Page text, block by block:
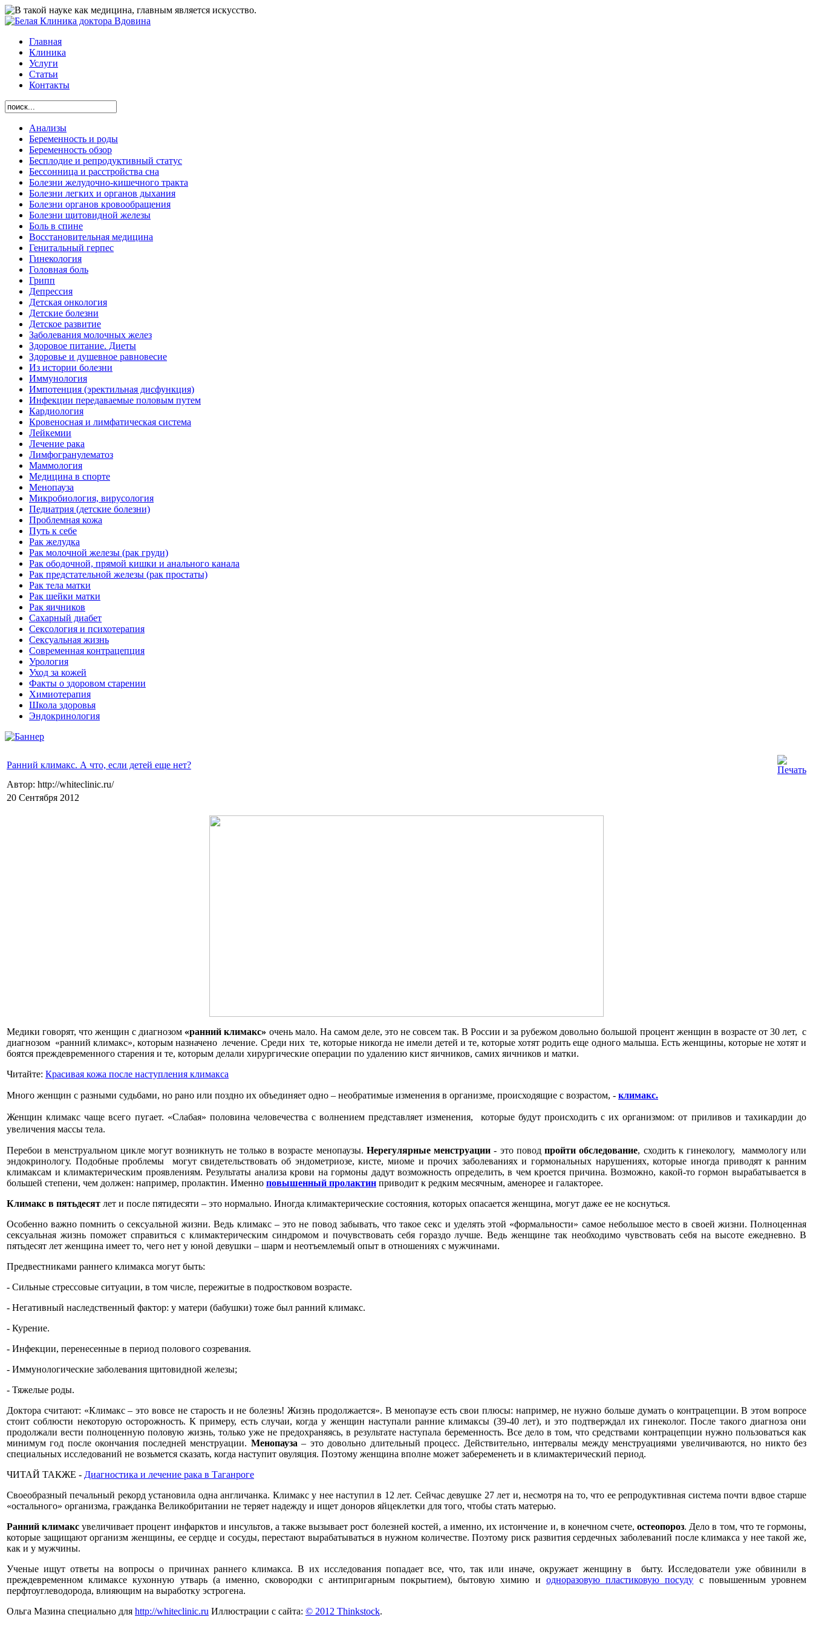
Главная
Клиника
Услуги
Статьи
Контакты
Анализы
Беременность и роды
Беременность обзор
Бесплодие и репродуктивный статус
Бессонница и расстройства сна
Болезни желудочно-кишечного тракта
Болезни легких и органов дыхания
Болезни органов кровообращения
Болезни щитовидной железы
Боль в спине
Восстановительная медицина
Генитальный герпес
Гинекология
Головная боль
Грипп
Депрессия
Детская онкология
Детские болезни
Детское развитие
Заболевания молочных желез
Здоровое питание. Диеты
Здоровье и душевное равновесие
Из истории болезни
Иммунология
Импотенция (эректильная дисфункция)
Инфекции передаваемые половым путем
Кардиология
Кровеносная и лимфатическая система
Лейкемии
Лечение рака
Лимфогранулематоз
Маммология
Медицина в спорте
Менопауза
Микробиология, вирусология
Педиатрия (детские болезни)
Проблемная кожа
Путь к себе
Рак желудка
Рак молочной железы (рак груди)
Рак ободочной, прямой кишки и анального канала
Рак предстательной железы (рак простаты)
Рак тела матки
Рак шейки матки
Рак яичников
Сахарный диабет
Сексология и психотерапия
Сексуальная жизнь
Современная контрацепция
Урология
Уход за кожей
Факты о здоровом старении
Химиoтерапия
Школа здоровья
Эндокринология
Ранний климакс. А что, если детей еще нет?
Автор: http://whiteclinic.ru/
20 Сентября 2012
Медики говорят, что женщин с диагнозом «ранний климакс» очень мало. На самом деле, это не совсем так. В России и за рубежом довольно большой процент женщин в возрасте от 30 лет, с
диагнозом «ранний климакс», которым назначено лечение. Среди них те, которые никогда не имели детей и те, которые хотят родить еще одного малыша. Есть женщины, которые не хотят и
боятся преждевременного старения и те, которым делали хирургические операции по удалению кист яичников, самих яичников и матки.
Читайте: Красивая кожа после наступления климакса
Много женщин с разными судьбами, но рано или поздно их объединяет одно – необратимые изменения в организме, происходящие с возрастом, - климакс.
Женщин климакс чаще всего пугает. «Слабая» половина человечества с волнением представляет изменения, которые будут происходить с их организмом: от приливов и тахикардии до
увеличения массы тела.
Перебои в менструальном цикле могут возникнуть не только в возрасте менопаузы. Нерегулярные менструации - это поводпройти обследование, сходить к гинекологу, маммологу или
эндокринологу. Подобные проблемы могут свидетельствовать об эндометриозе, кисте, миоме и прочих заболеваниях и гормональных нарушениях, которые иногда приводят к ранним
климаксам и климактерическим проявлениям. Результаты анализа крови на гормоны дадут возможность определить, в чем кроется причина. Возможно, какой-то гормон вырабатывается в
большей степени, чем должен: например, пролактин. Именно повышенный пролактин приводит к редким месячным, аменорее и галакторее.
Климакс в пятьдесят лет и после пятидесяти – это нормально. Иногда климактерические состояния, которых опасается женщина, могут даже ее не коснуться.
Особенно важно помнить о сексуальной жизни. Ведь климакс – это не повод забывать, что такое секс и уделять этой «формальности» самое небольшое место в своей жизни. Полноценная
сексуальная жизнь поможет справиться с климактерическим синдромом и почувствовать себя гораздо лучше. Ведь женщине так необходимо чувствовать себя на высоте ежедневно. В
пятьдесят лет женщина имеет то, чего нет у юной девушки – шарм и неотъемлемый опыт в отношениях с мужчинами.
Предвестниками раннего климакса могут быть:
- Сильные стрессовые ситуации, в том числе, пережитые в подростковом возрасте.
- Негативный наследственный фактор: у матери (бабушки) тоже был ранний климакс.
- Курение.
- Инфекции, перенесенные в период полового созревания.
- Иммунологические заболевания щитовидной железы;
- Тяжелые роды.
Доктора считают: «Климакс – это вовсе не старость и не болезнь! Жизнь продолжается». В менопаузе есть свои плюсы: например, не нужно больше думать о контрацепции. В этом вопросе
стоит соблюсти некоторую осторожность. К примеру, есть случаи, когда у женщин наступали ранние климаксы (39-40 лет), и это подтверждал их гинеколог. После такого диагноза они
продолжали вести полноценную половую жизнь, только уже не предохраняясь, в результате наступала беременность. Все дело в том, что средствами контрацепции нужно пользоваться как
минимум год после окончания последней менструации. Менопауза– это довольно длительный процесс. Действительно, интервалы между менструациями увеличиваются, но никто без
специальных исследований не возьмется сказать, когда наступит овуляция. Поэтому женщина вполне может забеременеть и в климактерический период.
ЧИТАЙ ТАКЖЕ - Диагностика и лечение рака в Таганроге
Своеобразный печальный рекорд установила одна англичанка. Климакс у нее наступил в 12 лет. Сейчас девушке 27 лет и, несмотря на то, что ее репродуктивная система почти вдвое старше
«остального» организма, гражданка Великобритании не теряет надежду и ищет доноров яйцеклетки для того, чтобы стать матерью.
Ранний климакс увеличивает процент инфарктов и инсультов, а также вызывает рост болезней костей, а именно, их истончение и, в конечном счете,остеопороз. Дело в том, что те гормоны,
которые защищают организм женщины, ее сердце и сосуды, перестают вырабатываться в нужном количестве. Поэтому риск развития сердечных заболеваний после климакса у нее такой же,
как и у мужчины.
Ученые ищут ответы на вопросы о причинах раннего климакса. В их исследования попадает все, что, так или иначе, окружает женщину в быту. Исследователи уже обвинили в
преждевременном климаксе кухонную утварь (а именно, сковородки с антипригарным покрытием), бытовую химию и одноразовую пластиковую посуду с повышенным уровнем
перфтоуглеводорода, влияющим на выработку эстрогена.
Ольга Мазина специально для http://whiteclinic.ru Иллюстрации с сайта: © 2012 Thinkstock.